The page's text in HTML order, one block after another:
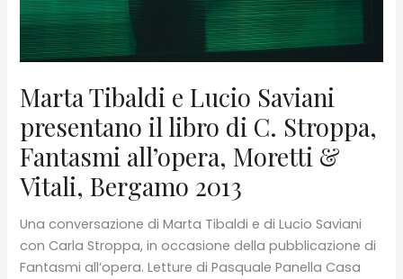
Marta Tibaldi e Lucio Saviani
presentano il libro di C. Stroppa,
Fantasmi all’opera, Moretti &
Vitali, Bergamo 2013
Una conversazione di Marta Tibaldi e di Lucio Saviani
con Carla Stroppa, in occasione della pubblicazione di
Fantasmi all’opera. Letture di Pasquale Panella Casa